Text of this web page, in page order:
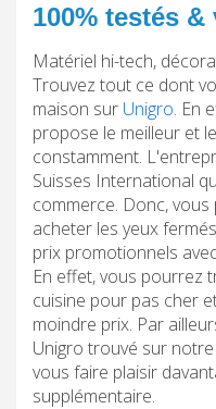
100% testés &
Matériel hi-tech,
Trouvez tout ce dont
maison sur Unigro. En
propose le meilleur et
constamment.
Suisses International
commerce. Donc,
acheter les yeux
prix promotionnels
En effet, vous pourrez
cuisine pour pas cher
moindre prix. Par
Unigro trouvé sur
vous faire plaisir
supplémentaire.